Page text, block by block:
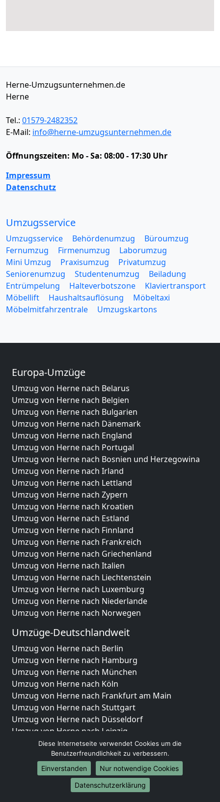
Herne-Umzugsunternehmen.de
Herne
Tel.: 01579-2482352
E-Mail: info@herne-umzugsunternehmen.de
Öffnungszeiten: Mo - Sa: 08:00 - 17:30 Uhr
Impressum
Datenschutz
Umzugsservice
Umzugsservice Behördenumzug
Büroumzug
Fernumzug
Firmenumzug
Laborumzug
Mini Umzug
Praxisumzug
Privatumzug
Seniorenumzug
Studentenumzug
Beiladung
Entrümpelung
Halteverbotszone
Klaviertransport
Möbellift
Haushaltsauflösung
Möbeltaxi
Möbelmitfahrzentrale
Umzugskartons
Europa-Umzüge
Umzug von Herne nach Belarus
Umzug von Herne nach Belgien
Umzug von Herne nach Bulgarien
Umzug von Herne nach Dänemark
Umzug von Herne nach England
Umzug von Herne nach Portugal
Umzug von Herne nach Bosnien und Herzegowina
Umzug von Herne nach Irland
Umzug von Herne nach Lettland
Umzug von Herne nach Zypern
Umzug von Herne nach Kroatien
Umzug von Herne nach Estland
Umzug von Herne nach Finnland
Umzug von Herne nach Frankreich
Umzug von Herne nach Griechenland
Umzug von Herne nach Italien
Umzug von Herne nach Liechtenstein
Umzug von Herne nach Luxemburg
Umzug von Herne nach Niederlande
Umzug von Herne nach Norwegen
Umzüge-Deutschlandweit
Umzug von Herne nach Berlin
Umzug von Herne nach Hamburg
Umzug von Herne nach München
Umzug von Herne nach Köln
Umzug von Herne nach Frankfurt am Main
Umzug von Herne nach Stuttgart
Umzug von Herne nach Düsseldorf
Umzug von Herne nach Leipzig
Umzug von Herne nach Dortmund
Umzug von Herne nach Essen
Umzug von Herne nach Bremen
Umzug von Herne nach Dresden
Umzug von Herne nach Hannover
Diese Internetseite verwendet Cookies um die
Benutzerfreundlichkeit zu verbessern.
Einverstanden
Nur notwendige Cookies
Datenschutzerklärung